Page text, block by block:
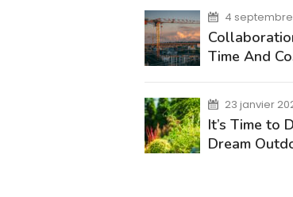
4
Time And
23 janvier
It’s Time to
Dream